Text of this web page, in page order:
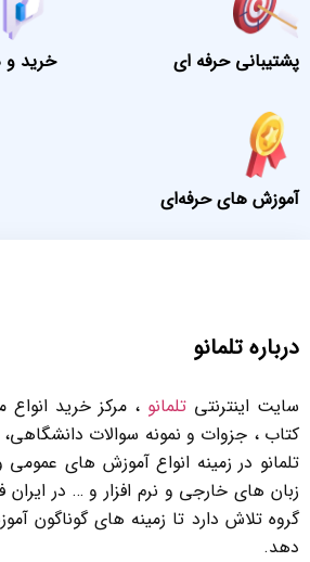
پشتیبانی حرفه ای خرید و
آموزش های حرفه‌ای
درباره تلمانو
سایت اینترنتی تلمانو ، مرکز خرید
کتاب ، جزوات و نمونه سوالات
تلمانو در زمینه انواع آموزش های
زبان های خارجی و نرم افزار و … در
گروه تلاش دارد تا زمینه های گوناگون
دهد.